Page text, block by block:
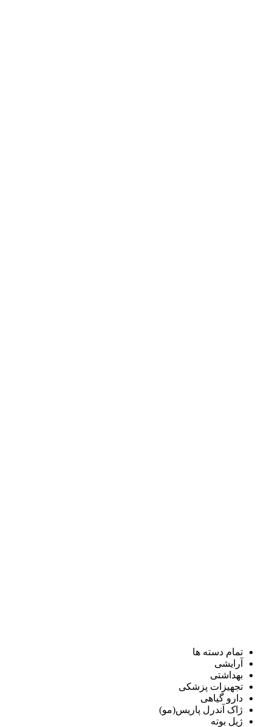
تمام دسته ها
آرایشی
بهداشتی
تجهیزات پزشکی
دارو گیاهی
ژاک آندرل پاریس(مو)
ژیل بوته